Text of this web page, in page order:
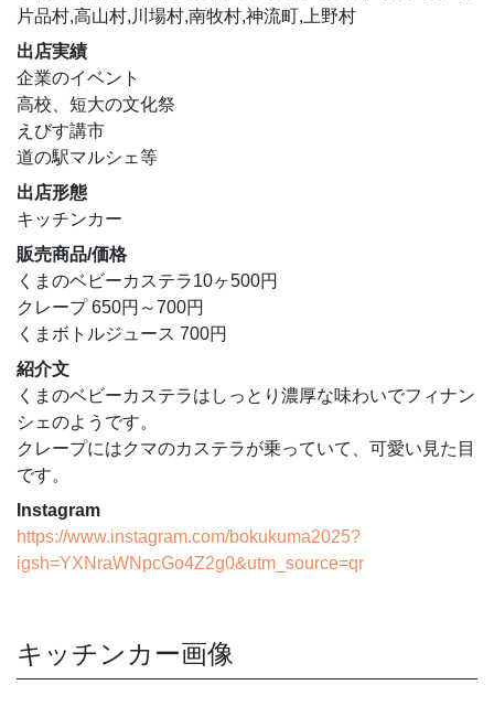
片品村,高山村,川場村,南牧村,神流町,上野村
出店実績
企業のイベント
高校、短大の文化祭
えびす講市
道の駅マルシェ等
出店形態
キッチンカー
販売商品/価格
くまのベビーカステラ10ヶ500円
クレープ 650円～700円
くまボトルジュース 700円
紹介文
くまのベビーカステラはしっとり濃厚な味わいでフィナン
シェのようです。
クレープにはクマのカステラが乗っていて、可愛い見た目
です。
Instagram
https://www.instagram.com/bokukuma2025?
igsh=YXNraWNpcGo4Z2g0&utm_source=qr
キッチンカー画像